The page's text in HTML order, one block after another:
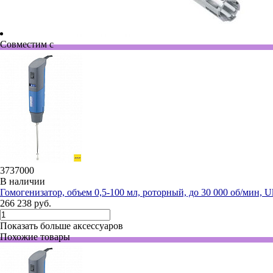
Совместим с
3737000
В наличии
Гомогенизатор, объем 0,5-100 мл, роторный, до 30 000 об/мин,
266 238 руб.
Показать больше аксессуаров
Похожие товары